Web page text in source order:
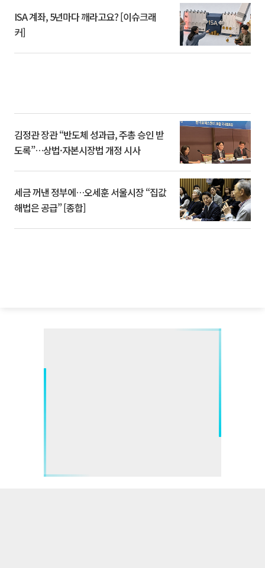
ISA 계좌, 5년마다 깨라고요? [이슈크래
커]
김정관 장관 “반도체 성과급, 주총 승인 받
도록”…상법·자본시장법 개정 시사
세금 꺼낸 정부에…오세훈 서울시장 “집값
해법은 공급” [종합]